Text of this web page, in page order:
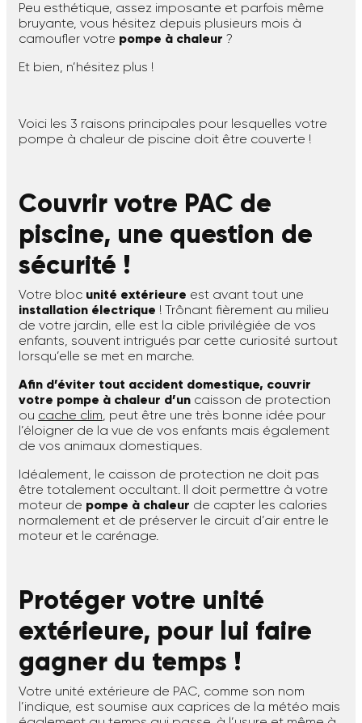
Peu esthétique, assez imposante et parfois même
bruyante, vous hésitez depuis plusieurs mois à
camoufler votre pompe à chaleur ?
Et bien, n’hésitez plus !
Voici les 3 raisons principales pour lesquelles votre
pompe à chaleur de piscine doit être couverte !
Couvrir votre PAC de
piscine, une question de
sécurité !
Votre bloc unité extérieure est avant tout une
installation électrique ! Trônant fièrement au milieu
de votre jardin, elle est la cible privilégiée de vos
enfants, souvent intrigués par cette curiosité surtout
lorsqu’elle se met en marche.
Afin d’éviter tout accident domestique, couvrir
votre pompe à chaleur d’un caisson de protection
ou cache clim, peut être une très bonne idée pour
l’éloigner de la vue de vos enfants mais également
de vos animaux domestiques.
Idéalement, le caisson de protection ne doit pas
être totalement occultant. Il doit permettre à votre
moteur de pompe à chaleur de capter les calories
normalement et de préserver le circuit d’air entre le
moteur et le carénage.
Protéger votre unité
extérieure, pour lui faire
gagner du temps !
Votre unité extérieure de PAC, comme son nom
l’indique, est soumise aux caprices de la météo mais